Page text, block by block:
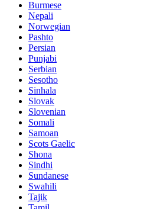
Burmese
Nepali
Norwegian
Pashto
Persian
Punjabi
Serbian
Sesotho
Sinhala
Slovak
Slovenian
Somali
Samoan
Scots Gaelic
Shona
Sindhi
Sundanese
Swahili
Tajik